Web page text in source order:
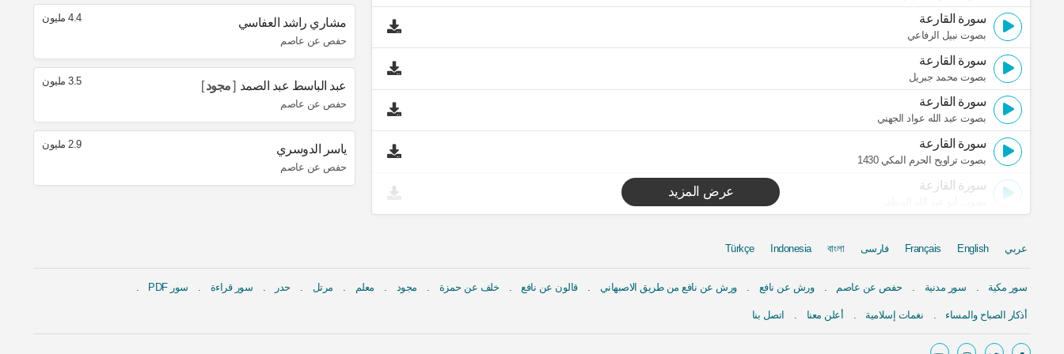
سورة القارعة
بصوت نبيل الرفاعي
سورة القارعة
بصوت محمد جبريل
سورة القارعة
بصوت عبد الله عواد الجهني
سورة القارعة
بصوت تراويح الحرم المكي 1430
سورة القارعة عرض المزيد
مشاري راشد العفاسي
حفص عن عاصم
4.4 مليون
عبد الباسط عبد الصمد مجود
حفص عن عاصم
3.5 مليون
ياسر الدوسري
حفص عن عاصم
2.9 مليون
عربي English
Français فارسی বাংলা
Indonesia
Türkçe
سور مكية سور مدنية حفص عن عاصم ورش عن نافع ورش عن نافع من طريق الاصبهاني قالون عن نافع خلف عن حمزة مجود معلم مرتل حدر سور قراءة سور PDF
أذكار الصباح والمساء نغمات إسلامية أعلن معنا اتصل بنا